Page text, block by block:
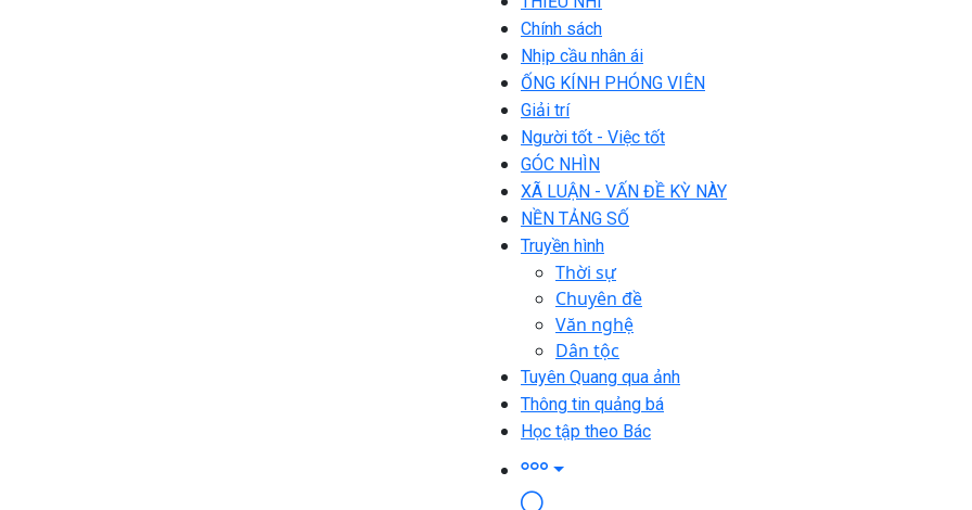
Chính sách
Nhịp cầu nhân ái
ỐNG KÍNH PHÓNG VIÊN
Giải trí
Người tốt - Việc tốt
GÓC NHÌN
XÃ LUẬN - VẤN ĐỀ KỲ NÀY
NỀN TẢNG SỐ
Truyền hình
Thời sự
Chuyên đề
Văn nghệ
Dân tộc
Tuyên Quang qua ảnh
Thông tin quảng bá
Học tập theo Bác